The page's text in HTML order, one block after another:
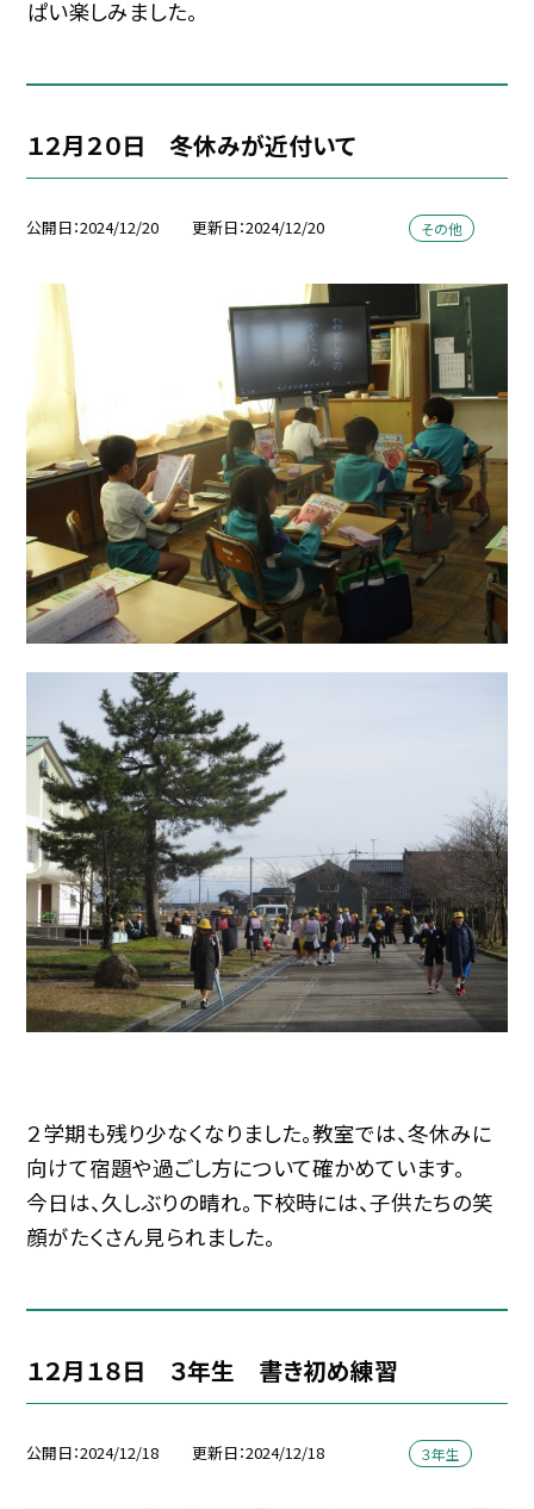
ぱい楽しみました。
１２月２０日 冬休みが近付いて
公開日 2024/12/20 更新日 2024/12/20 その他
２学期も残り少なくなりました。教室では、冬休みに
向けて宿題や過ごし方について確かめています。
今日は、久しぶりの晴れ。下校時には、子供たちの笑
顔がたくさん見られました。
１２月１８日 ３年生 書き初め練習
公開日 2024/12/18 更新日 2024/12/18 ３年生